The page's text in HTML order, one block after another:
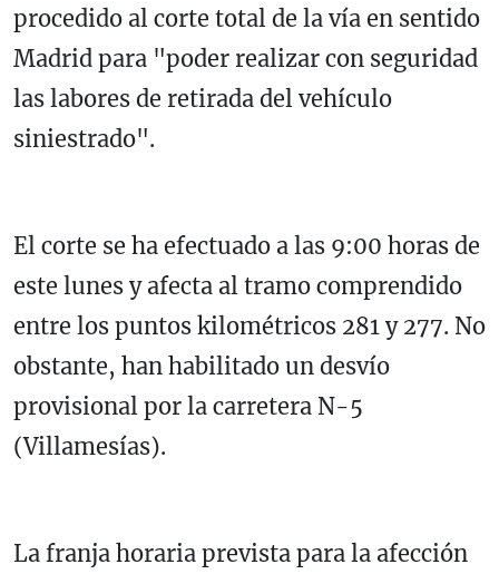
procedido al corte total de la vía en sentido
Madrid para "poder realizar con seguridad
las labores de retirada del vehículo
siniestrado".
El corte se ha efectuado a las 9:00 horas de
este lunes y afecta al tramo comprendido
entre los puntos kilométricos 281 y 277. No
obstante, han habilitado un desvío
provisional por la carretera N-5
(Villamesías).
La franja horaria prevista para la afección